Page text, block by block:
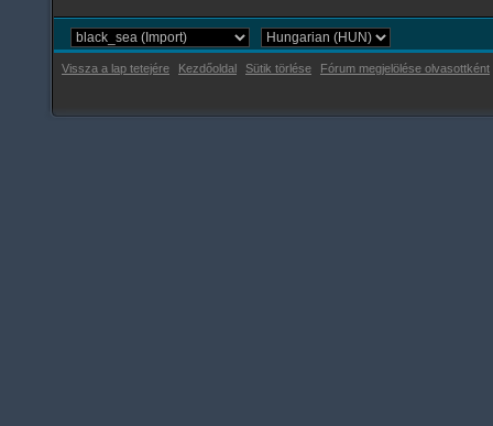
Vissza a lap tetejére Kezdőoldal Sütik törlése Fórum megjelölése olvasottként